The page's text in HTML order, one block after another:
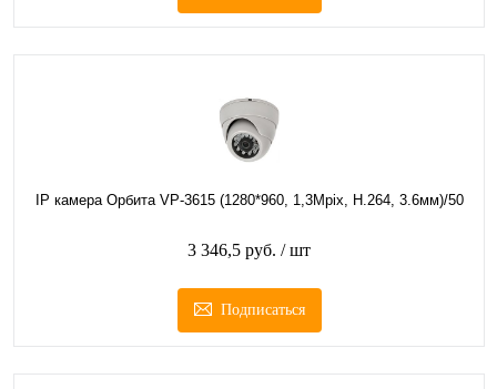
IP камера Орбита VP-3615 (1280*960, 1,3Mpix, H.264, 3.6мм)/50
3 346,5 руб. / шт
Подписаться